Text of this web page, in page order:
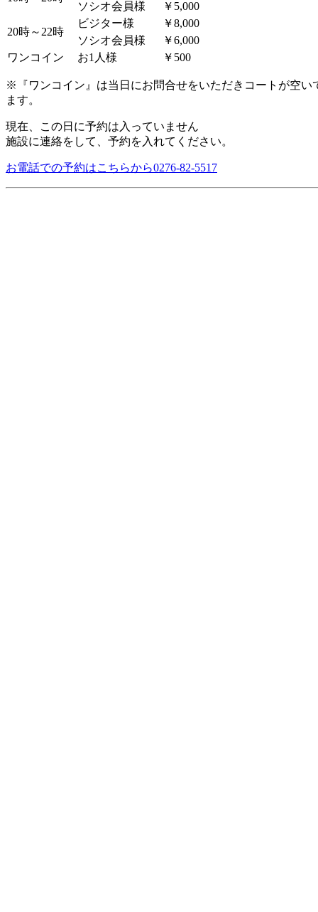
ソシオ会員様
￥5,000
20時～22時
ビジター様
￥8,000
ソシオ会員様
￥6,000
ワンコイン
お1人様 ￥500
※『ワンコイン』は当日にお問合せをいただきコートが空
ます。
現在、この日に予約は入っていません
施設に連絡をして、予約を入れてください。
お電話での予約はこちらから0276-82-5517